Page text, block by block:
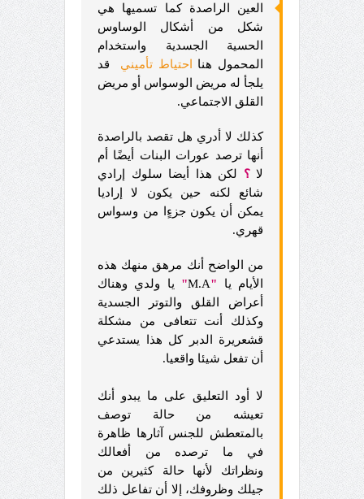
العين الراصدة كما تسميها هي
شكل من أشكال الوساوس
الحسية الجسدية واستخدام
المحمول هنا
احتياط تأميني قد
يلجأ له مريض الوسواس أو مريض
القلق الاجتماعي.
كذلك لا أدري هل تقصد بالراصدة
أنها ترصد عورات البنات أيضًا أم
لا؟ لكن هذا أيضا سلوك إرادي
شائع لكنه حين يكون لا إراديا
يمكن أن يكون جزءٍا من وسواس
قهري.
من الواضح أنك مرهق منهك هذه
الأيام يا "
M.A
" يا ولدي وهناك
أعراض القلق والتوتر الجسدية
وكذلك أنت تتعافى من مشكلة
قشعريرة الدبر كل هذا يستدعي
أن تفعل شيئا واقعيا.
لا أود التعليق على ما يبدو أنك
تعيشه من حالة توصف
بالمتعطش للجنس آثارها ظاهرة
في ما ترصده من أفعالك
ونظراتك لأنها حالة كثيرين من
جيلك وظروفك، إلا أن تفاعل ذلك